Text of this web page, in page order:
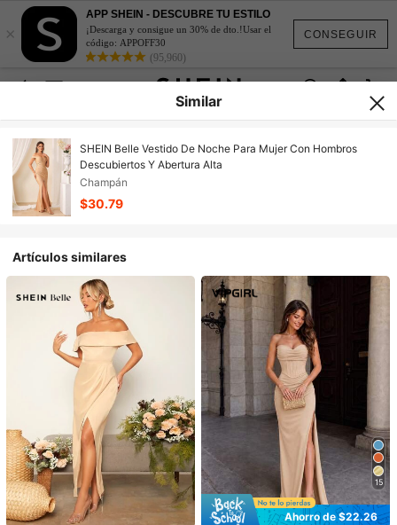
CONSEGUIR
×
APP SHEIN - DESCUBRE TU ESTILO
¡Descarga y consigue un 30% de dto.!Usar el
código: APPOFF30
(95,960)
Similar
SHEIN Belle Vestido De Noche Para Mujer Con Hombros
Descubiertos Y Abertura Alta
Champán
$30.79
Artículos similares
15
Ahorro de $22.26